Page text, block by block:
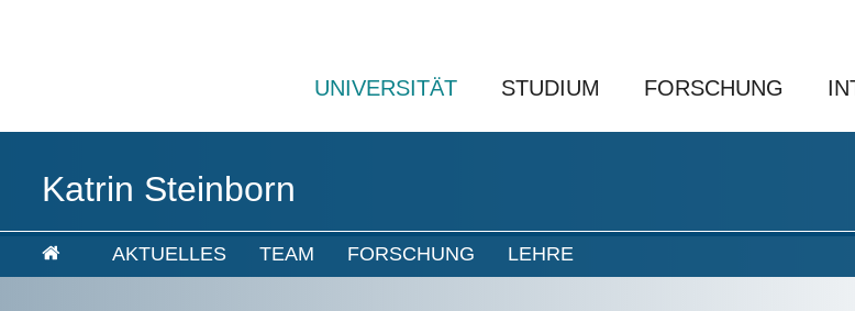
UNIVERSITÄT STUDIUM FORSCHUNG
Katrin Steinborn
AKTUELLES TEAM FORSCHUNG LEHRE